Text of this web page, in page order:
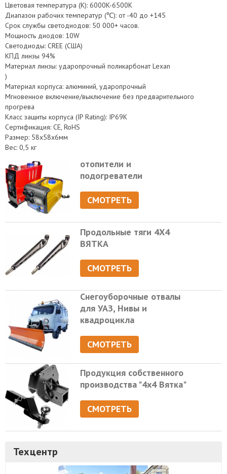
Цветовая температура (К): 6000K-6500K
Диапазон рабочих температур (℃): от -40 до +145
Срок службы светодиодов: 50 000+ часов.
Мощность диодов: 10W
Светодиоды: CREE (США)
КПД линзы 94%
Материал линзы: ударопрочный поликарбонат Lexan
)
Материал корпуса: алюминий, ударопрочный
Мгновенное включение/выключение без предварительного
прогрева
Класс защиты корпуса (IP Rating): IP69K
Сертификация: CE, RoHS
Размер: 58х58х6мм
Вес: 0,5 кг
отопители и
подогреватели
СМОТРЕТЬ
Продольные тяги 4Х4
ВЯТКА
СМОТРЕТЬ
Снегоуборочные отвалы
для УАЗ, Нивы и
квадроцикла
СМОТРЕТЬ
Продукция собственного
производства "4х4 Вятка"
СМОТРЕТЬ
Техцентр